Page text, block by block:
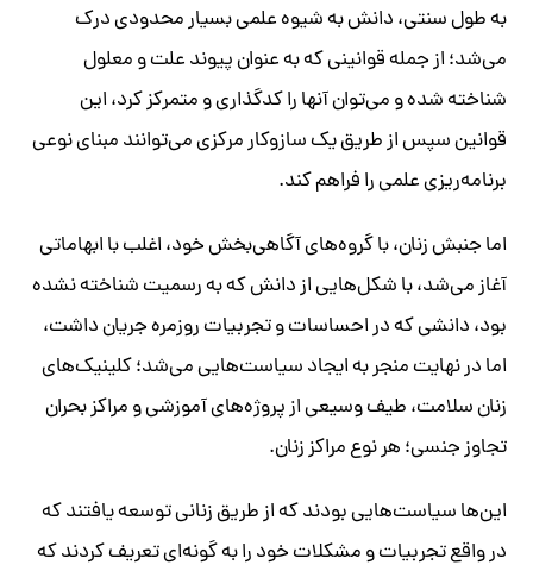
به طول سنتی، دانش به شیوه علمی بسیار محدودی درک
می‌شد؛ از جمله قوانینی که به عنوان پیوند علت و معلول
شناخته شده و می‌توان آنها را کدگذاری و متمرکز کرد، این
قوانین سپس از طریق یک سازوکار مرکزی می‌توانند مبنای نوعی
برنامه‌ریزی علمی را فراهم کند.
اما جنبش زنان، با گروه‌های آگاهی‌بخش خود، اغلب با ابهاماتی
آغاز می‌شد، با شکل‌هایی از ​دانش که به رسمیت شناخته‌ نشده
بود، دانشی که در احساسات و تجربیات روزمره جریان داشت،
اما در نهایت منجر به ایجاد سیاست‌هایی می‌شد؛ کلینیک‌های
زنان سلامت، طیف وسیعی از پروژه‌های آموزشی و مراکز بحران
تجاوز جنسی؛ هر نوع مراکز زنان.
این‌ها سیاست‌هایی بودند که از طریق زنانی توسعه یافتند که
در واقع تجربیات و مشکلات خود را به گونه‌ای تعریف کردند که